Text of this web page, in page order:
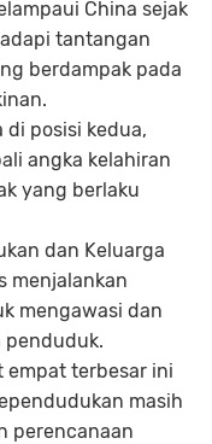
China sejak
tantangan
berdampak pada
posisi kedua,
angka kelahiran
yang berlaku
dan Keluarga
menjalankan
mengawasi dan
penduduk.
empat terbesar ini
masih
perencanaan